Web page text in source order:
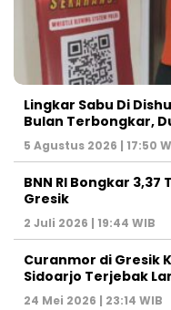
Lingkar Sabu Di
Bulan Terbongkar,
5 Agustus 2026 | 17:50
BNN RI Bongkar
Gresik
2 Juli 2026 | 19:44 WIB
Curanmor di Gresik
Sidoarjo Terjebak
24 Mei 2026 | 23:14 WIB